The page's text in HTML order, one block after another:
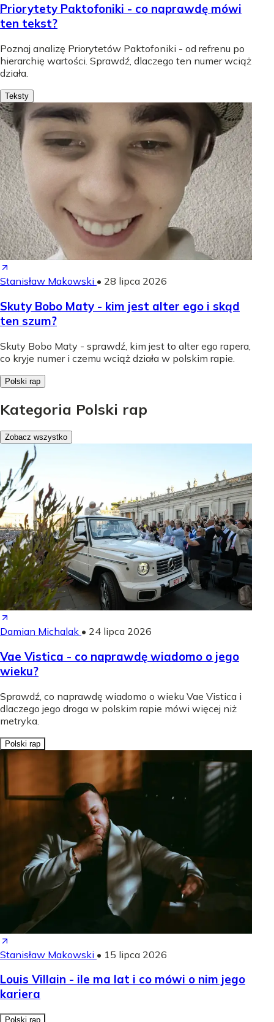
Priorytety Paktofoniki - co naprawdę mówi
ten tekst?
Poznaj analizę Priorytetów Paktofoniki - od refrenu po
hierarchię wartości. Sprawdź, dlaczego ten numer wciąż
działa.
Teksty
Stanisław Makowski • 28 lipca 2026
Skuty Bobo Maty - kim jest alter ego i skąd
ten szum?
Skuty Bobo Maty - sprawdź, kim jest to alter ego rapera,
co kryje numer i czemu wciąż działa w polskim rapie.
Polski rap
Kategoria Polski rap
Zobacz wszystko
Damian Michalak • 24 lipca 2026
Vae Vistica - co naprawdę wiadomo o jego
wieku?
Sprawdź, co naprawdę wiadomo o wieku Vae Vistica i
dlaczego jego droga w polskim rapie mówi więcej niż
metryka.
Polski rap
Stanisław Makowski • 15 lipca 2026
Louis Villain - ile ma lat i co mówi o nim jego
kariera
Polski rap